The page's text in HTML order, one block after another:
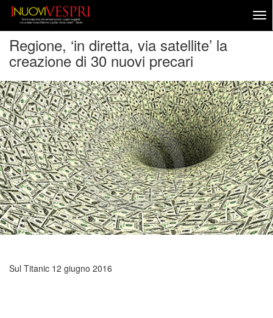
Regione, ‘in diretta, via satellite’ la
creazione di 30 nuovi precari
Sul Titanic 12 giugno 2016